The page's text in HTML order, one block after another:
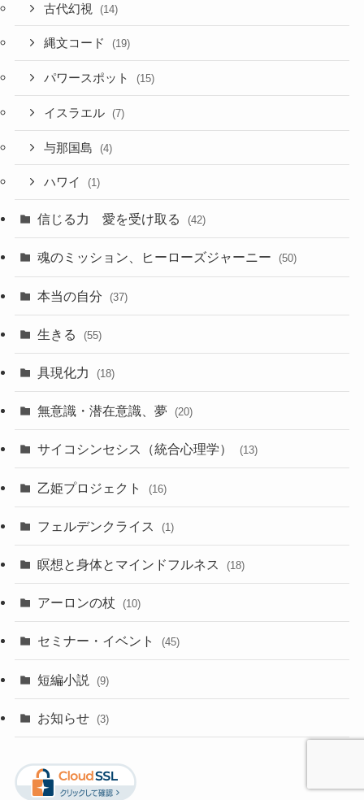
古代幻視 (14)
縄文コード (19)
パワースポット (15)
イスラエル (7)
与那国島 (4)
ハワイ (1)
信じる力 愛を受け取る (42)
魂のミッション、ヒーローズジャーニー (50)
本当の自分 (37)
生きる (55)
具現化力 (18)
無意識・潜在意識、夢 (20)
サイコシンセシス（統合心理学） (13)
乙姫プロジェクト (16)
フェルデンクライス (1)
瞑想と身体とマインドフルネス (18)
アーロンの杖 (10)
セミナー・イベント (45)
短編小説 (9)
お知らせ (3)